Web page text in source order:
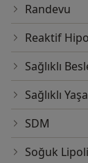
Randevu
Reaktif
Sağlıklı
Sağlıklı
SDM
Soğuk